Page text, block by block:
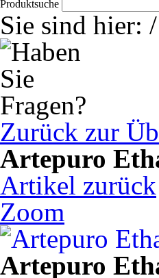
Produktsuche
Sie sind hier: /
Zurück zur
Artepuro
Artikel zurück
Zoom
Artepuro